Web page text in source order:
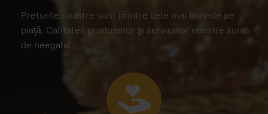
Preturile noastre sunt printre cele mai bunede pe
piaţă. Calitatea produselor şi serviciilor noastre sunt
de neegalat.